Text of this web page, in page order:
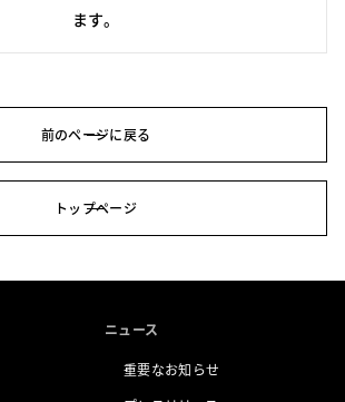
ます。
前のページに戻る
トップページ
ニュース
重要なお知らせ